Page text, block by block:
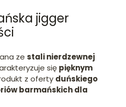
jigger
ze stali nierdzewnej
się pięknym
z oferty duńskiego
barmańskich dla